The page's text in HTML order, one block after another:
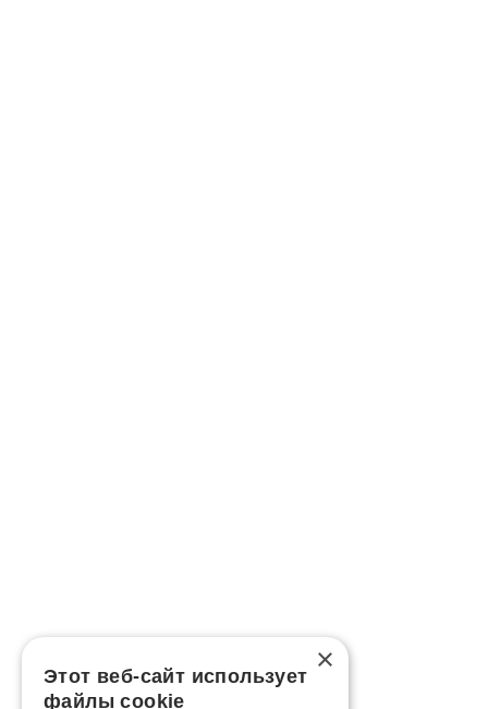
×
Этот веб-сайт использует
файлы cookie